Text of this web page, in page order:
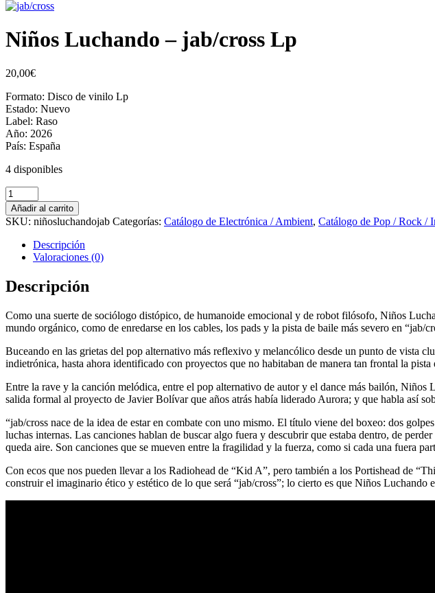
Niños Luchando – jab/cross Lp
20,00€
Formato: Disco de vinilo Lp
Estado: Nuevo
Label: Raso
Año: 2026
País: España
4 disponibles
Niños
Luchando
-
jab/cross
cantidad
Añadir al carrito
SKU: niñosluchandojab Categorías: Catálogo de Electrónica / Ambient, Catálogo de Pop / Rock /
Descripción
Valoraciones (0)
Descripción
Como una suerte de sociólogo distópico, de humanoide emocional y de robot filósofo, Niños
mundo orgánico, como de enredarse en los cables, los pads y la pista de baile más severo en “jab/
Buceando en las grietas del pop alternativo más reflexivo y melancólico desde un punto de vista
indietrónica, hasta ahora identificado con proyectos que no habitaban de manera tan frontal la pista
Entre la rave y la canción melódica, entre el pop alternativo de autor y el dance más bailón,
salida formal al proyecto de Javier Bolívar que años atrás había liderado Aurora; y que habla así
“jab/cross nace de la idea de estar en combate con uno mismo. El título viene del boxeo: dos
luchas internas. Las canciones hablan de buscar algo fuera y descubrir que estaba dentro, de
queda aire. Son canciones que se mueven entre la fragilidad y la fuerza, como si cada una fuera
Con ecos que nos pueden llevar a los Radiohead de “Kid A”, pero también a los Portishead de
construir el imaginario ético y estético de lo que será “jab/cross”; lo cierto es que Niños